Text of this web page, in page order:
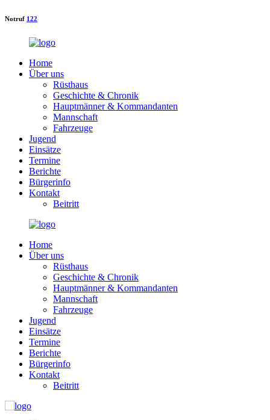
Notruf 122
Home
Über uns
Rüsthaus
Geschichte & Chronik
Hauptmänner & Kommandanten
Mannschaft
Fahrzeuge
Jugend
Einsätze
Termine
Berichte
Bürgerinfo
Kontakt
Beitritt
Home
Über uns
Rüsthaus
Geschichte & Chronik
Hauptmänner & Kommandanten
Mannschaft
Fahrzeuge
Jugend
Einsätze
Termine
Berichte
Bürgerinfo
Kontakt
Beitritt